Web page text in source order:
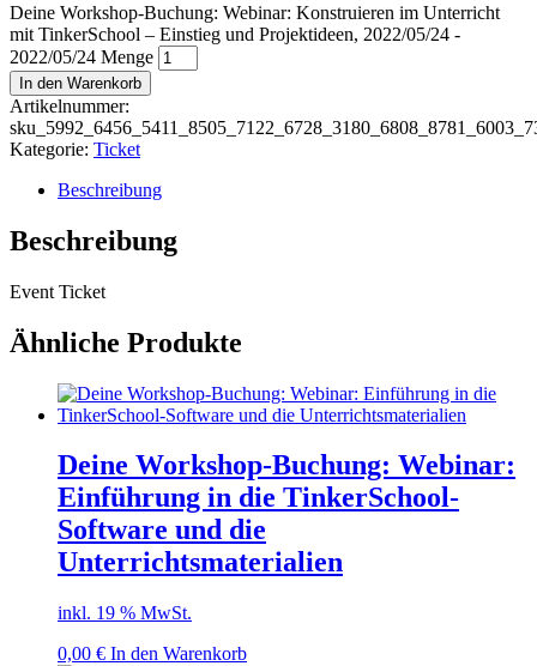
Deine Workshop-Buchung: Webinar: Konstruieren im Unterricht
mit TinkerSchool – Einstieg und Projektideen, 2022/05/24 -
2022/05/24 Menge
In den Warenkorb
Artikelnummer:
Kategorie: Ticket
Beschreibung
Beschreibung
Event Ticket
Ähnliche Produkte
Deine Workshop-Buchung: Webinar:
Einführung in die TinkerSchool-
Software und die
Unterrichtsmaterialien
inkl. 19 % MwSt.
0,00 € In den Warenkorb